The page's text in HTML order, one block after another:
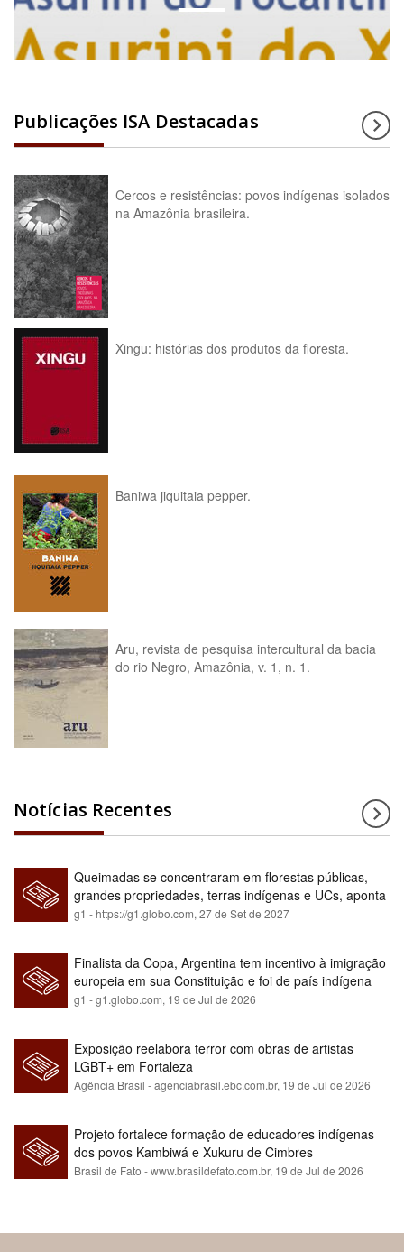
Publicações ISA Destacadas
Cercos e resistências: povos indígenas isolados
na Amazônia brasileira.
Xingu: histórias dos produtos da floresta.
Baniwa jiquitaia pepper.
Aru, revista de pesquisa intercultural da bacia
do rio Negro, Amazônia, v. 1, n. 1.
Notícias Recentes
Queimadas se concentraram em florestas públicas,
grandes propriedades, terras indígenas e UCs, aponta
relatório
g1 - https://g1.globo.com,27 de Set de 2027
Finalista da Copa, Argentina tem incentivo à imigração
europeia em sua Constituição e foi de país indígena
para maioria branca
g1 - g1.globo.com, 19 de Jul de 2026
Exposição reelabora terror com obras de artistas
LGBT+ em Fortaleza
Agência Brasil - agenciabrasil.ebc.com.br, 19 de Jul de 2026
Projeto fortalece formação de educadores indígenas
dos povos Kambiwá e Xukuru de Cimbres
Brasil de Fato - www.brasildefato.com.br, 19 de Jul de 2026